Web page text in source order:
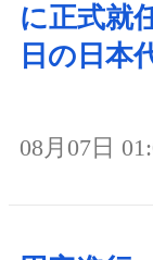
に正式就
日の日本
08月07日